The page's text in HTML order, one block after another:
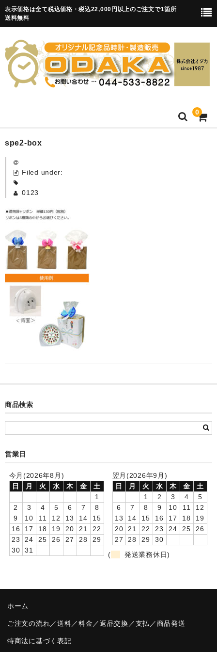
表示価格は全て税込価格・税込22,000円以上のご注文で1箇所
送料無料
0
HOME
卒園記念品
目覚まし時計(集合＋個別)
メロディ時計(集合)
音声時計(集合)
目覚まし時計(個別)
お絵かきギャラリープラス(絵＋個別)
メロディ時計(個別)
お絵かきギャラリー
卒園DVDアルバム
卒業記念品
音声入りフォトフレームクロック(集合)
音声入りフォトフレームクロック(校歌)
スポーツウォッチ
spe2-box
Filed under:
0123
商品検索
営業日
今月(2026年8月)
日
月 火 水 木 金
土
1
2
3 4 5 6 7
8
9
10 11 12 13 14
15
16
17 18 19 20 21
22
23
24 25 26 27 28
29
30
31
翌月(2026年9月)
日
月 火 水 木 金
土
1
2 3 4
5
6
7 8 9 10 11
12
13
14 15 16 17 18
19
20
21 22 23 24 25
26
27
28 29
30
(
発送業務休日)
ホーム
ご注文の流れ／送料／料金／返品交換／支払／商品発送
特商法に基づく表記